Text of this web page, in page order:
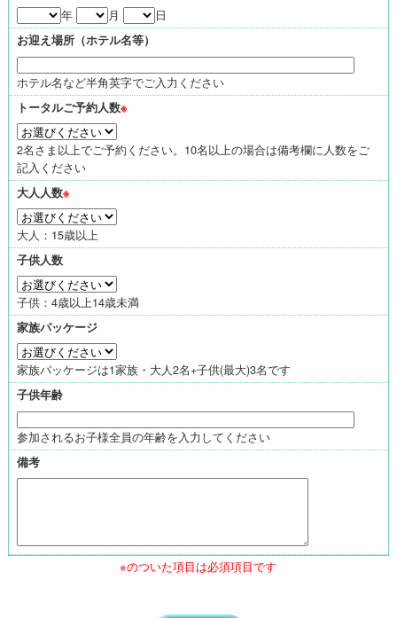
年
月
日
お迎え場所（ホテル名等）
ホテル名など半角英字でご入力ください
トータルご予約人数※
2名さま以上でご予約ください。10名以上の場合は備考欄に人数をご
記入ください
大人人数※
大人：15歳以上
子供人数
子供：4歳以上14歳未満
家族パッケージ
家族パッケージは1家族・大人2名+子供(最大)3名です
子供年齢
参加されるお子様全員の年齢を入力してください
備考
※のついた項目は必須項目です